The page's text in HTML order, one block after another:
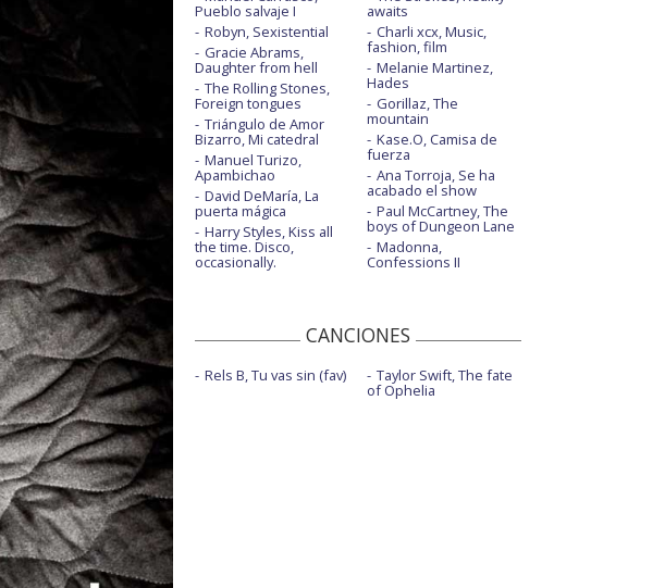
Pueblo salvaje I
Robyn, Sexistential
Gracie Abrams,
Daughter from hell
The Rolling Stones,
Foreign tongues
Triángulo de Amor
Bizarro, Mi catedral
Manuel Turizo,
Apambichao
David DeMaría, La
puerta mágica
Harry Styles, Kiss all
the time. Disco,
occasionally.
awaits
Charli xcx, Music,
fashion, film
Melanie Martinez,
Hades
Gorillaz, The
mountain
Kase.O, Camisa de
fuerza
Ana Torroja, Se ha
acabado el show
Paul McCartney, The
boys of Dungeon Lane
Madonna,
Confessions II
CANCIONES
Rels B, Tu vas sin (fav) Taylor Swift, The fate
of Ophelia